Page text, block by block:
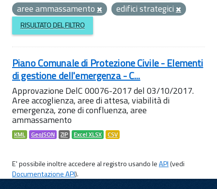
aree ammassamento
edifici strategici
RISULTATO DEL FILTRO
Piano Comunale di Protezione Civile - Elementi
di gestione dell'emergenza - C...
Approvazione DelC 00076-2017 del 03/10/2017.
Aree accoglienza, aree di attesa, viabilità di
emergenza, zone di confluenza, aree
ammassamento
KML GeoJSON ZIP Excel XLSX CSV
E' possibile inoltre accedere al registro usando leAPI(vedi
Documentazione API).